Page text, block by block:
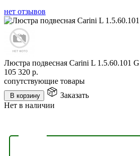
нет отзывов
Люстра подвесная Carini L 1.5.60.101 G
105 320 р.
сопутствующие товары
В корзину
Заказать
Нет в наличии